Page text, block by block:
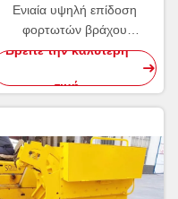
Ενιαία υψηλή επίδοση
φορτωτών βράχου
αντιολισθητικών αλυσίδων
κάδων μικρή για την υπόγεια
μεταλλεία
Βρείτε την καλύτερη
τιμή